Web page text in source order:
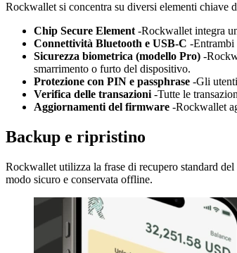
Rockwallet si concentra su diversi elementi chiave
Chip Secure Element -Rockwallet integra
Connettività Bluetooth e USB-C -Entrambi
Sicurezza biometrica (modello Pro) -
smarrimento o furto del dispositivo.
Protezione con PIN e passphrase -Gli
Verifica delle transazioni -Tutte le
Aggiornamenti del firmware -Rockwallet
Backup e ripristino
Rockwallet utilizza la frase di recupero standard
modo sicuro e conservata offline.